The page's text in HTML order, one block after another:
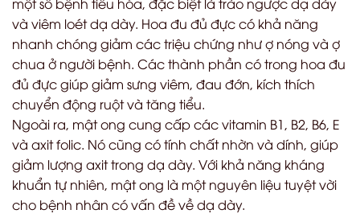
một số bệnh tiêu hóa, đặc biệt là trào ngược dạ dày
và viêm loét dạ dày. Hoa đu đủ đực có khả năng
nhanh chóng giảm các triệu chứng như ợ nóng và ợ
chua ở người bệnh. Các thành phần có trong hoa đu
đủ đực giúp giảm sưng viêm, đau đớn, kích thích
chuyển động ruột và tăng tiểu.
Ngoài ra, mật ong cung cấp các vitamin B1, B2, B6, E
và axit folic. Nó cũng có tính chất nhờn và dính, giúp
giảm lượng axit trong dạ dày. Với khả năng kháng
khuẩn tự nhiên, mật ong là một nguyên liệu tuyệt vời
cho bệnh nhân có vấn đề về dạ dày.